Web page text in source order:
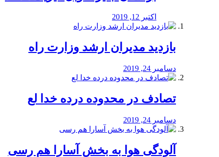
اکتبر 12, 2019
بازدید مدیران ارشد وزارت راه
دسامبر 24, 2019
تصادف در محدوده درده خدا لع
دسامبر 24, 2019
آلودگی هوا به بخش آسارا هم رسی